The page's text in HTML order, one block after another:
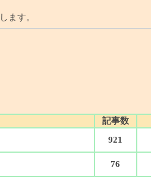
ます。
記事数
921
76